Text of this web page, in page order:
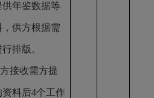
供年鉴数据等
，供方根据需
排版。
接收需方提
资料后4个工作